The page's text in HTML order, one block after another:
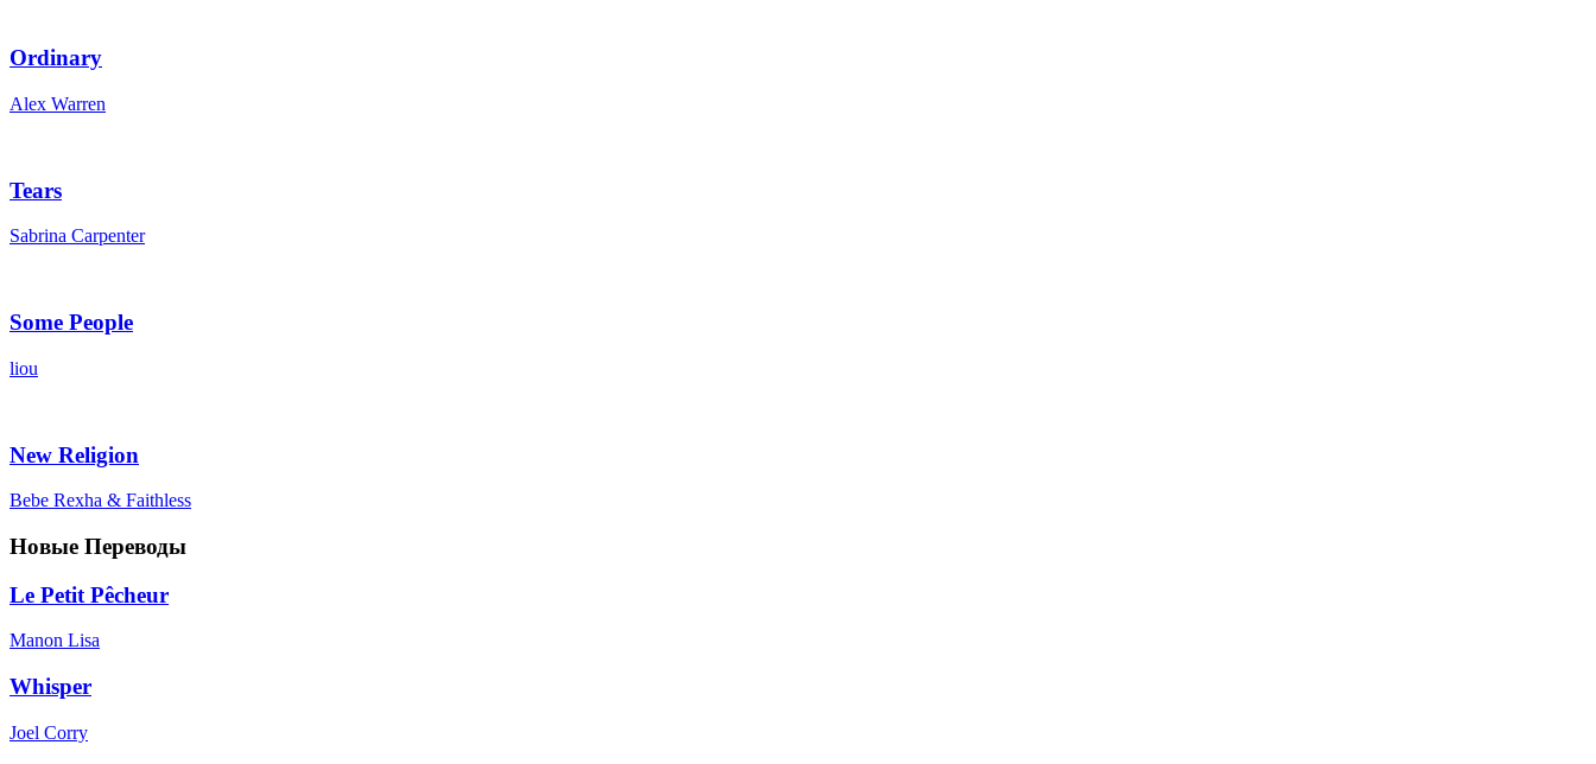
Ordinary
Alex Warren
Tears
Sabrina Carpenter
Some People
liou
New Religion
Bebe Rexha & Faithless
Новые Переводы
Le Petit Pêcheur
Manon Lisa
Whisper
Joel Corry